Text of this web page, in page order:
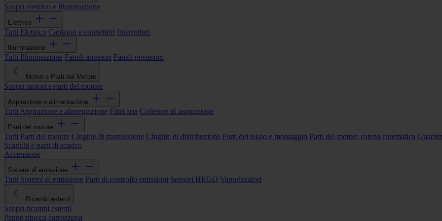
Scopri elettrico e illuminazione
Elettrico
Tutti Elettrico Cablaggi e connettori Interruttori
Illuminazione
Tutti Illuminazione Fanali anteriori Fanali posteriori
Motori e Parti del Motore
Scopri motori e parti del motore
Aspirazione e alimentazione
Tutti Aspirazione e alimentazione Filtri aria Collettori di aspirazione
Parti del motore
Tutti Parti del motore Cinghie di trasmissione Cinghie di distribuzione Parti del telaio e montaggio Parti del motore catena cinematica
Scarichi e parti di scarico
Accensione
Sistemi di emissione
Tutti Sistemi di emissione Parti di controllo emissioni Sensori HEGO Vaporizzatori
Ricambi esterni
Scopri ricambi esterni
Penne ritocco carrozzeria